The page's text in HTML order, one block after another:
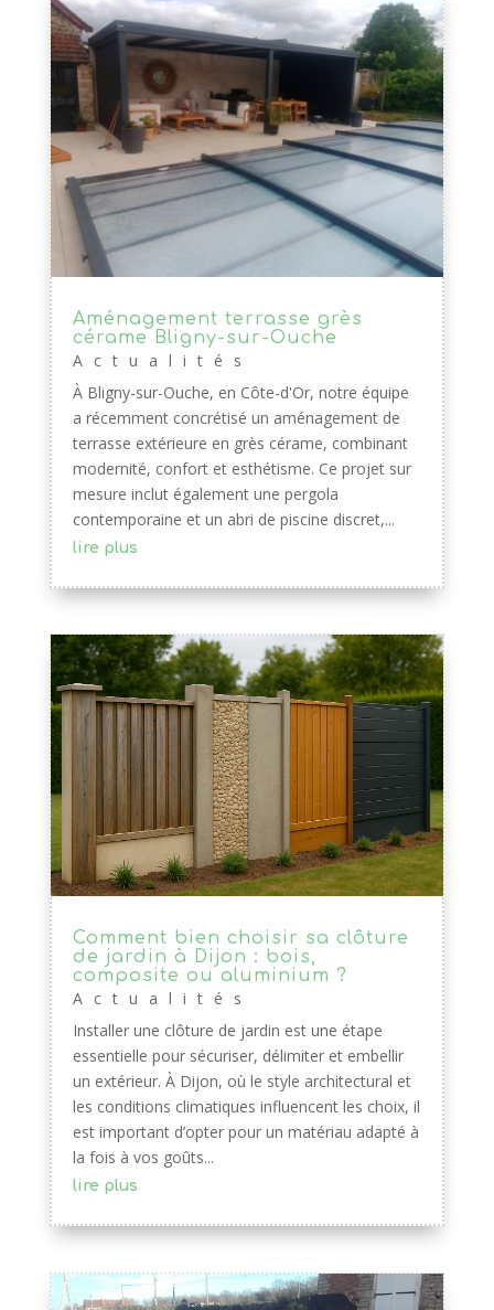
Aménagement terrasse grès
cérame Bligny-sur-Ouche
Actualités
À Bligny-sur-Ouche, en Côte-d'Or, notre équipe
a récemment concrétisé un aménagement de
terrasse extérieure en grès cérame, combinant
modernité, confort et esthétisme. Ce projet sur
mesure inclut également une pergola
contemporaine et un abri de piscine discret,...
lire plus
Comment bien choisir sa clôture
de jardin à Dijon : bois,
composite ou aluminium ?
Actualités
Installer une clôture de jardin est une étape
essentielle pour sécuriser, délimiter et embellir
un extérieur. À Dijon, où le style architectural et
les conditions climatiques influencent les choix, il
est important d’opter pour un matériau adapté à
la fois à vos goûts...
lire plus